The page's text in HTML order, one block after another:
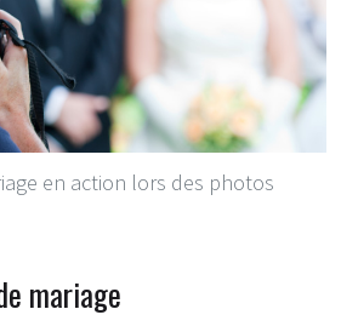
en action lors des photos
mariage